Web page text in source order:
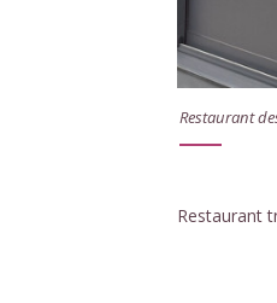
Restaurant
Restaurant